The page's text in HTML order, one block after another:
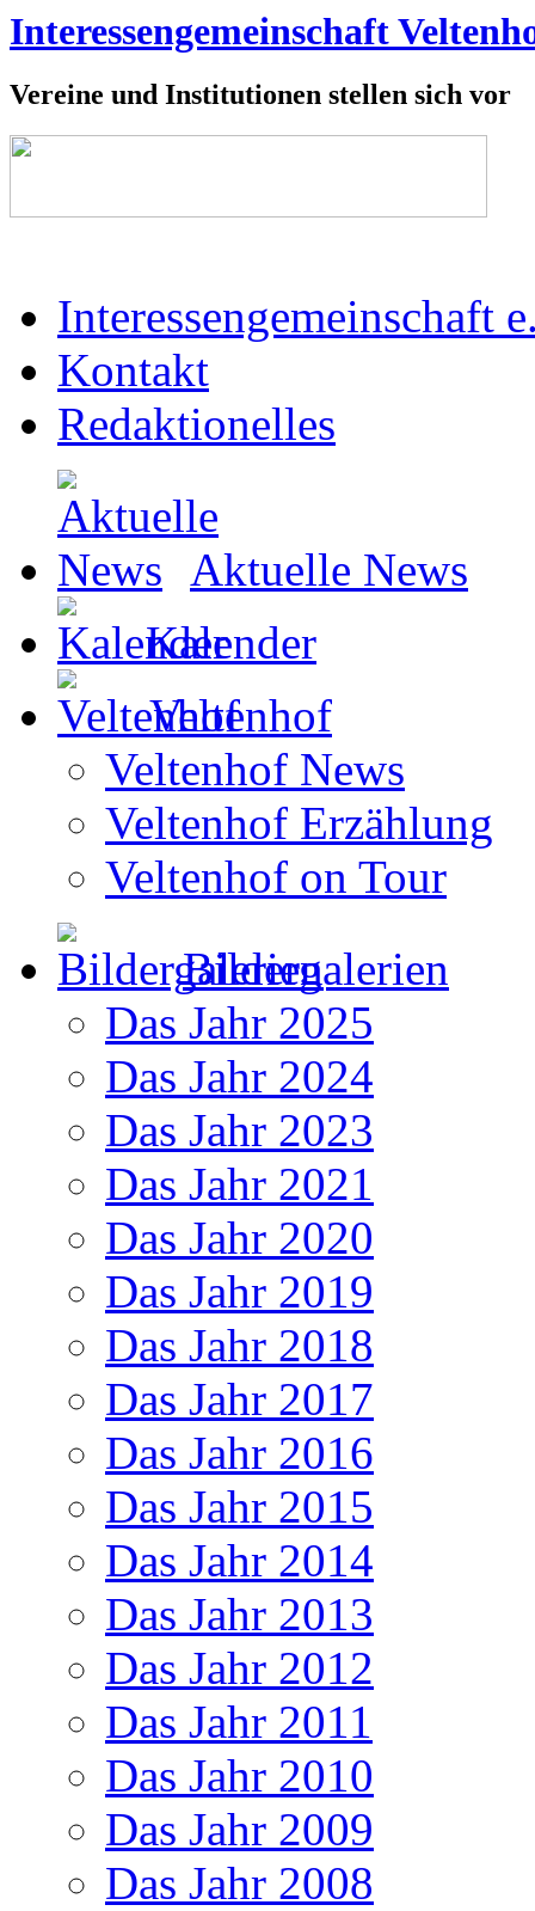
Interessengemeinschaft
Vereine und Institutionen stellen sich vor
Interessengemeinschaft
Kontakt
Redaktionelles
Aktuelle News
Kalender
Veltenhof
Veltenhof News
Veltenhof Erzählung
Veltenhof on Tour
Bildergalerien
Das Jahr 2025
Das Jahr 2024
Das Jahr 2023
Das Jahr 2021
Das Jahr 2020
Das Jahr 2019
Das Jahr 2018
Das Jahr 2017
Das Jahr 2016
Das Jahr 2015
Das Jahr 2014
Das Jahr 2013
Das Jahr 2012
Das Jahr 2011
Das Jahr 2010
Das Jahr 2009
Das Jahr 2008